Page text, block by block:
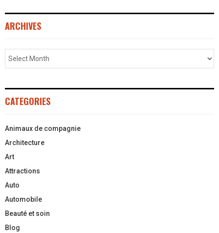
ARCHIVES
CATEGORIES
Animaux de compagnie
Architecture
Art
Attractions
Auto
Automobile
Beauté et soin
Blog